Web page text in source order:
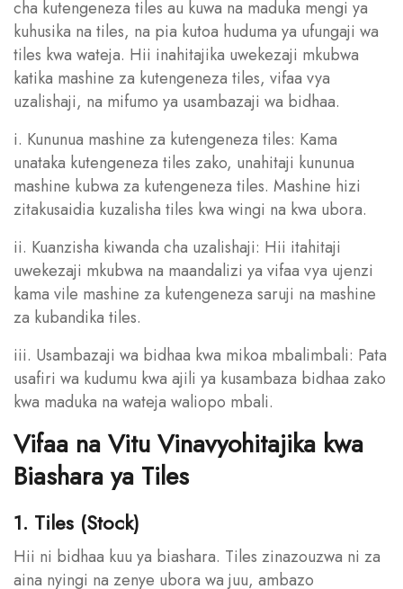
cha kutengeneza tiles au kuwa na maduka mengi ya
kuhusika na tiles, na pia kutoa huduma ya ufungaji wa
tiles kwa wateja. Hii inahitajika uwekezaji mkubwa
katika mashine za kutengeneza tiles, vifaa vya
uzalishaji, na mifumo ya usambazaji wa bidhaa.
i. Kununua mashine za kutengeneza tiles: Kama
unataka kutengeneza tiles zako, unahitaji kununua
mashine kubwa za kutengeneza tiles. Mashine hizi
zitakusaidia kuzalisha tiles kwa wingi na kwa ubora.
ii. Kuanzisha kiwanda cha uzalishaji: Hii itahitaji
uwekezaji mkubwa na maandalizi ya vifaa vya ujenzi
kama vile mashine za kutengeneza saruji na mashine
za kubandika tiles.
iii. Usambazaji wa bidhaa kwa mikoa mbalimbali: Pata
usafiri wa kudumu kwa ajili ya kusambaza bidhaa zako
kwa maduka na wateja waliopo mbali.
Vifaa na Vitu Vinavyohitajika kwa
Biashara ya Tiles
1. Tiles (Stock)
Hii ni bidhaa kuu ya biashara. Tiles zinazouzwa ni za
aina nyingi na zenye ubora wa juu, ambazo